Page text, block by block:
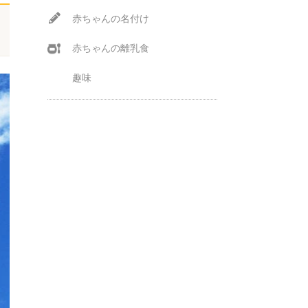
赤ちゃんの名付け
赤ちゃんの離乳食
趣味